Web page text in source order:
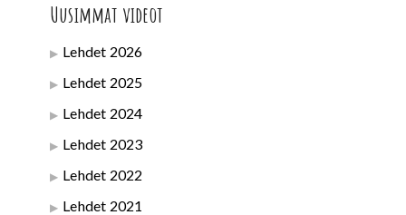
Uusimmat videot
Lehdet 2026
Lehdet 2025
Lehdet 2024
Lehdet 2023
Lehdet 2022
Lehdet 2021